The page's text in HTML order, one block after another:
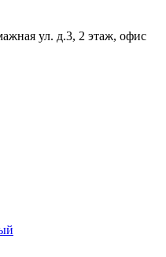
ул. д.3, 2 этаж, офис